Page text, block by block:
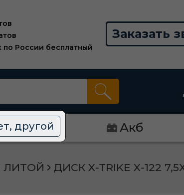
по России бесплатный
Заказать
другой
Диски Акб
ЛИТОЙ ДИСК X-TRIKE X-122